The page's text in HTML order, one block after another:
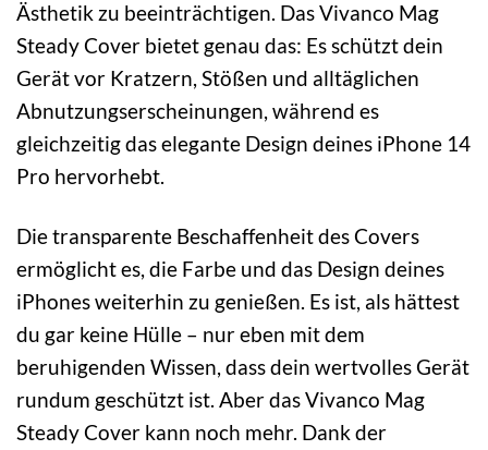
Ästhetik zu beeinträchtigen. Das Vivanco Mag
Steady Cover bietet genau das: Es schützt dein
Gerät vor Kratzern, Stößen und alltäglichen
Abnutzungserscheinungen, während es
gleichzeitig das elegante Design deines iPhone 14
Pro hervorhebt.
Die transparente Beschaffenheit des Covers
ermöglicht es, die Farbe und das Design deines
iPhones weiterhin zu genießen. Es ist, als hättest
du gar keine Hülle – nur eben mit dem
beruhigenden Wissen, dass dein wertvolles Gerät
rundum geschützt ist. Aber das Vivanco Mag
Steady Cover kann noch mehr. Dank der